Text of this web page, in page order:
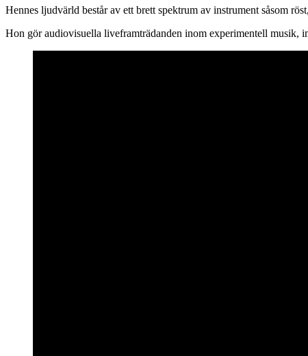
Hennes ljudvärld består av ett brett spektrum av instrument såsom
Hon gör audiovisuella liveframträdanden inom experimentell